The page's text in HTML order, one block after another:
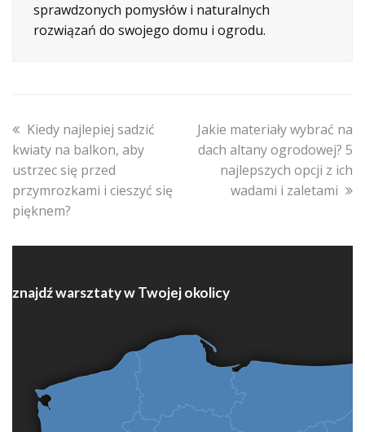
sprawdzonych pomysłów i naturalnych
rozwiązań do swojego domu i ogrodu.
previous
post:
Kiedy najlepiej sadzić
kwiaty na balkon, aby
ustrzec się przed
przymrozkami i cieszyć się
pięknem?
next
post:
Jakie materiały wybrać na
dach altany ogrodowej? 5
najlepszych opcji z ich
wadami i zaletami
znajdź warsztaty w Twojej okolicy